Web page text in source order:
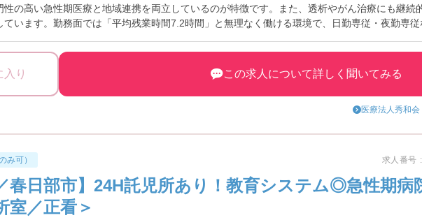
性の高い急性期医療と地域連携を両立しているのが特徴です。また、透析やがん治療にも継続
ています。勤務面では「平均残業時間7.2時間」と無理なく働ける環境で、日勤専従・夜勤専
軟な職場
を大切にできる職場です
心のサポート体制
やすい環境になっています
入り この求人について詳しく聞いてみる
医療法人秀和
み可） 求人番号
春日部市】24H託児所あり！教育システム◎急性期病
室／正看＞